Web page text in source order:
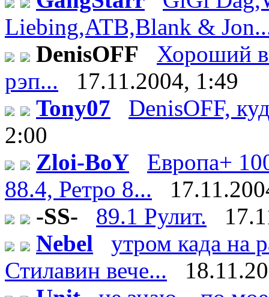
Liebing,ATB,Blank &
DenisOFF
Хороший
рэп...
17.11.2004, 1:49
Tony07
DenisOFF,
2:00
Zloi-BoY
Европа+
88.4, Ретро 8...
-SS-
89.1 Рулит.
Nebel
утром када на
Стилавин вече...